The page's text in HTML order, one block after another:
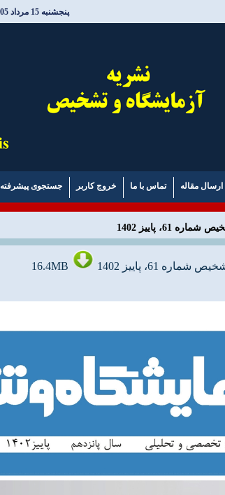
پنجشنبه 15 مرداد 1405 / 16:23
ارسال مقاله تماس با ما خروج کاربر جستجوی پیشرفته
61، پاییز 1402
61، پاییز 1402